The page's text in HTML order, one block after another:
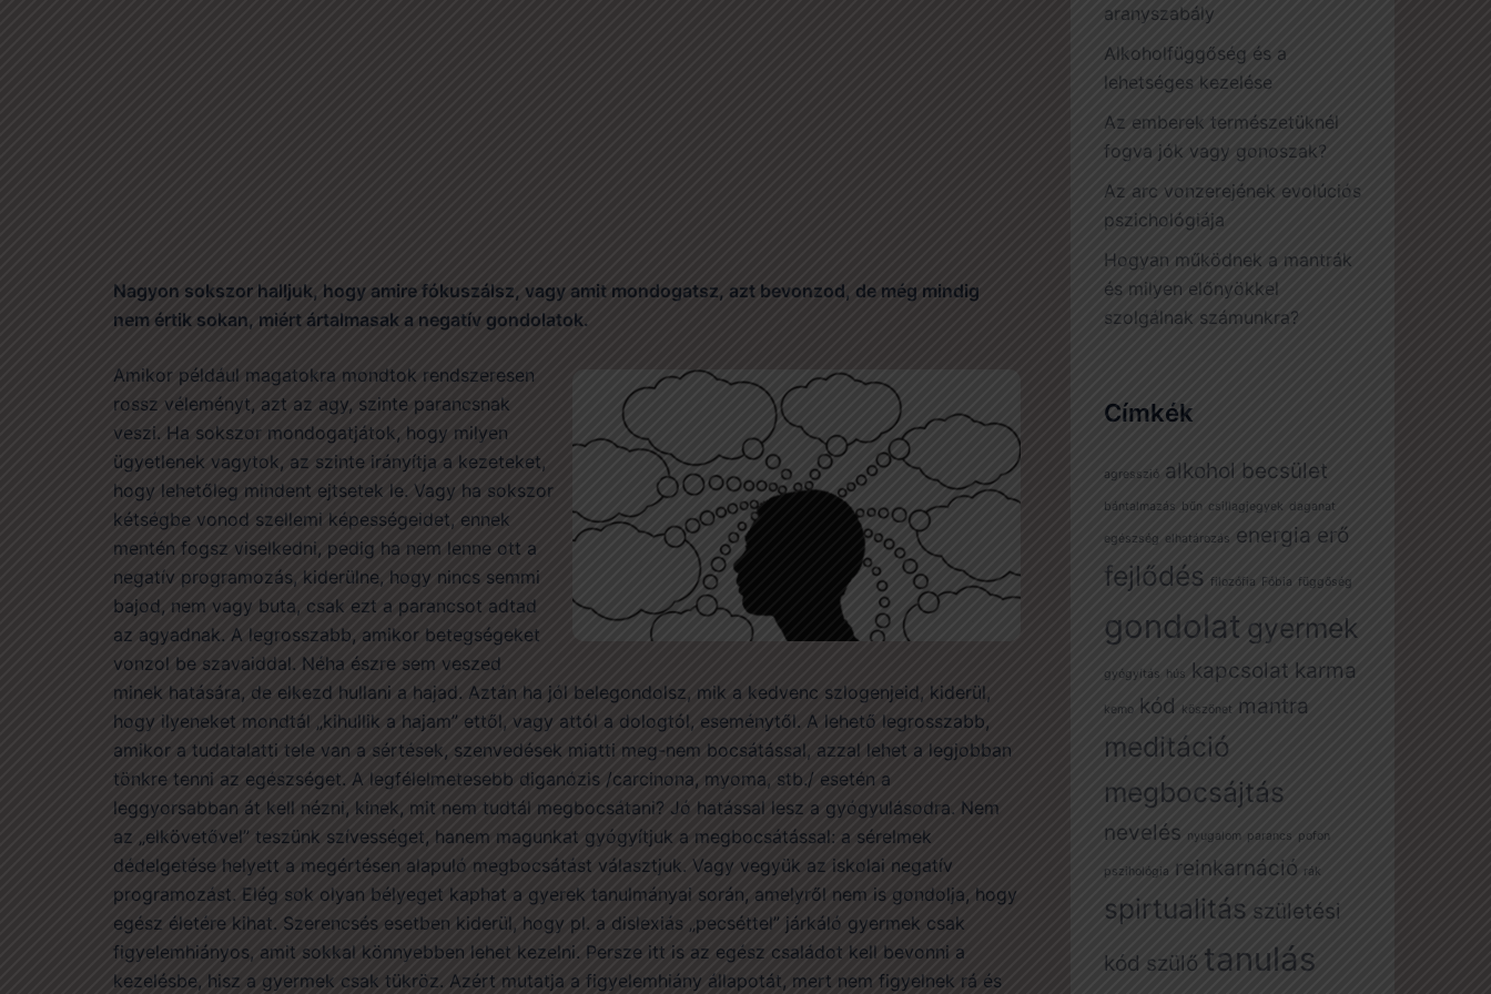
Nagyon sokszor halljuk, hogy amire fókuszálsz, vagy amit mondogatsz, azt bevonzod, de még mindig
nem értik sokan, miért ártalmasak a negatív gondolatok.
Amikor például magatokra mondtok rendszeresen
rossz véleményt, azt az agy, szinte parancsnak
veszi. Ha sokszor mondogatjátok, hogy milyen
ügyetlenek vagytok, az szinte irányítja a kezeteket,
hogy lehetőleg mindent ejtsetek le. Vagy ha sokszor
kétségbe vonod szellemi képességeidet, ennek
mentén fogsz viselkedni, pedig ha nem lenne ott a
negatív programozás, kiderülne, hogy nincs semmi
bajod, nem vagy buta, csak ezt a parancsot adtad
az agyadnak. A legrosszabb, amikor betegségeket
vonzol be szavaiddal. Néha észre sem veszed
minek hatására, de elkezd hullani a hajad. Aztán ha jól belegondolsz, mik a kedvenc szlogenjeid, kiderül,
hogy ilyeneket mondtál „kihullik a hajam” ettől, vagy attól a dologtól, eseménytől. A lehető legrosszabb,
amikor a tudatalatti tele van a sértések, szenvedések miatti meg-nem bocsátással, azzal lehet a legjobban
tönkre tenni az egészséget. A legfélelmetesebb diganózis /carcinona, myoma, stb./ esetén a
leggyorsabban át kell nézni, kinek, mit nem tudtál megbocsátani? Jó hatással lesz a gyógyulásodra. Nem
az „elkövetővel” teszünk szívességet, hanem magunkat gyógyítjuk a megbocsátással: a sérelmek
dédelgetése helyett a megértésen alapuló megbocsátást választjuk. Vagy vegyük az iskolai negatív
programozást. Elég sok olyan bélyeget kaphat a gyerek tanulmányai során, amelyről nem is gondolja, hogy
egész életére kihat. Szerencsés esetben kiderül, hogy pl. a dislexiás „pecséttel” járkáló gyermek csak
figyelemhiányos, amit sokkal könnyebben lehet kezelni. Persze itt is az egész családot kell bevonni a
kezelésbe, hisz a gyermek csak tükröz. Azért mutatja a figyelemhiány állapotát, mert nem figyelnek rá és
aranyszabály
Alkoholfüggőség és a
lehetséges kezelése
Az emberek természetüknél
fogva jók vagy gonoszak?
Az arc vonzerejének evolúciós
pszichológiája
Hogyan működnek a mantrák
és milyen előnyökkel
szolgálnak számunkra?
Címkék
agresszió alkohol becsület
bántalmazás bűn csillagjegyek daganat
egészség elhatározás energia erő
fejlődés filozófia Fóbia függőség
gondolat gyermek
gyógyítás hús kapcsolat karma
kemo kód köszönet mantra
meditáció
megbocsájtás
nevelés nyugalom parancs pofon
pszihológia reinkarnáció rák
spirtualitás születési
kód szülő tanulás